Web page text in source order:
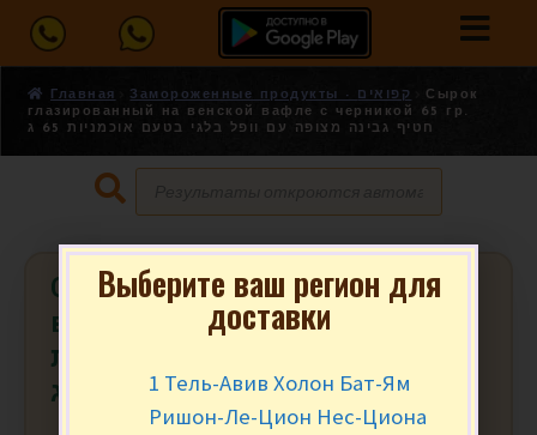
Главная Замороженные продукты - קפואים
Сырок
глазированный на венской вафле с черникой 65 гр.
חטיף גבינה מצופה עם וופל בלגי בטעם אוכמניות 65 ג
Сырок глазированный на венской
вафле с черникой 65 гр. חטיף גבינה
מצופה עם וופל בלגי בטעם אוכמניות
Выберите ваш регион для
доставки
1 Тель-Авив Холон Бат-Ям
Ришон-Ле-Цион Нес-Циона